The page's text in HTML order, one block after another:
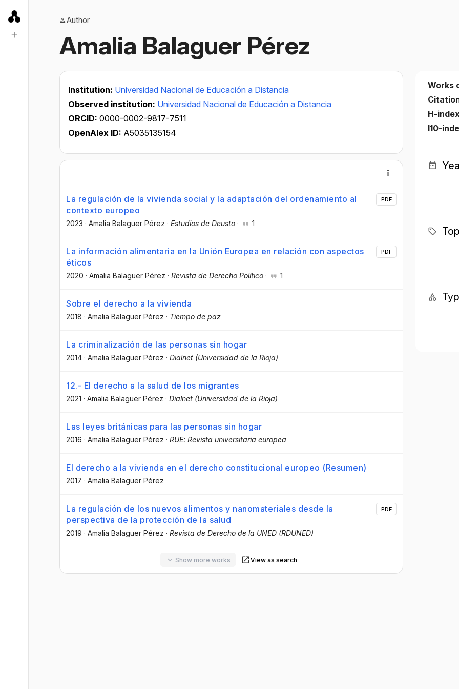
Author
Amalia Balaguer Pérez
Institution: Universidad Nacional de Educación a Distancia
Observed institution: Universidad Nacional de Educación a Distancia
ORCID: 0000-0002-9817-7511
OpenAlex ID: A5035135154
La regulación de la vivienda social y la adaptación del ordenamiento al
contexto europeo
2023 · Amalia Balaguer Pérez · Estudios de Deusto · 1
PDF
La información alimentaria en la Unión Europea en relación con aspectos
éticos
2020 · Amalia Balaguer Pérez · Revista de Derecho Político · 1
PDF
Sobre el derecho a la vivienda
2018 · Amalia Balaguer Pérez · Tiempo de paz
La criminalización de las personas sin hogar
2014 · Amalia Balaguer Pérez · Dialnet (Universidad de la Rioja)
12.- El derecho a la salud de los migrantes
2021 · Amalia Balaguer Pérez · Dialnet (Universidad de la Rioja)
Las leyes británicas para las personas sin hogar
2016 · Amalia Balaguer Pérez · RUE: Revista universitaria europea
El derecho a la vivienda en el derecho constitucional europeo (Resumen)
2017 · Amalia Balaguer Pérez
La regulación de los nuevos alimentos y nanomateriales desde la
perspectiva de la protección de la salud
2019 · Amalia Balaguer Pérez · Revista de Derecho de la UNED (RDUNED)
PDF
Show more works View as search
Works
H-
I10-